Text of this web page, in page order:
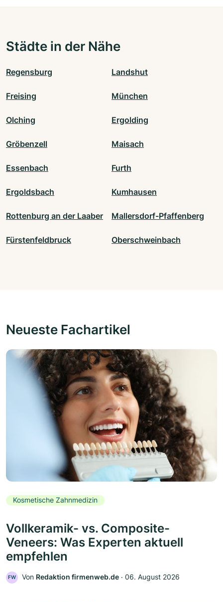
Städte in der Nähe
Regensburg Landshut
Freising München
Olching Ergolding
Gröbenzell Maisach
Essenbach Furth
Ergoldsbach Kumhausen
Rottenburg an der Laaber Mallersdorf-Pfaffenberg
Fürstenfeldbruck Oberschweinbach
Neueste Fachartikel
Kosmetische Zahnmedizin
Vollkeramik- vs. Composite-
Veneers: Was Experten aktuell
empfehlen
FW Von Redaktion firmenweb.de ‧ 06. August 2026